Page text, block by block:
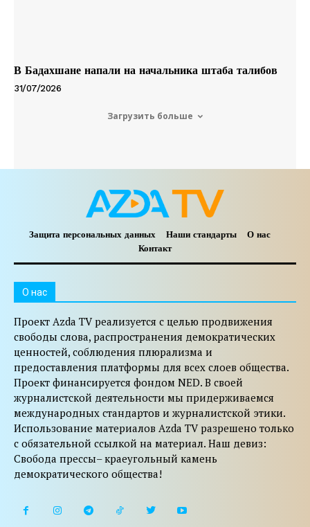
В Бадахшане напали на начальника штаба талибов
31/07/2026
Загрузить больше
Защита персональных данных Наши стандарты
О нас
Контакт
O нас
Проект Azda TV реализуется с целью продвижения
свободы слова, распространения демократических
ценностей, соблюдения плюрализма и
предоставления платформы для всех слоев общества.
Проект финансируется фондом NED. В своей
журналистской деятельности мы придерживаемся
международных стандартов и журналистской этики.
Использование материалов Azda TV разрешено только
с обязательной ссылкой на материал. Наш девиз:
Свобода прессы– краеугольный камень
демократического общества!